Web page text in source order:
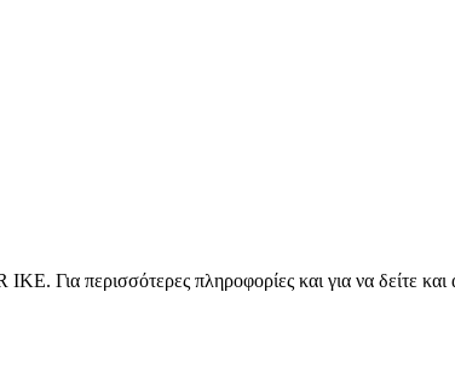
Για περισσότερες πληροφορίες και για να δείτε